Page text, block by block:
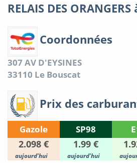
RELAIS DES
Coordonnées
307 AV D'EYSINES
33110 Le Bouscat
Prix des
Gazole SP98
2.098 € 1.99 €
aujourd'hui aujourd'hui